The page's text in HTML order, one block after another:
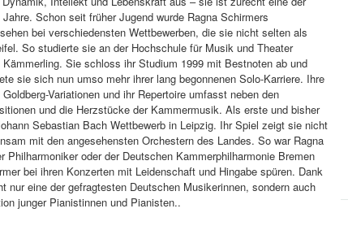
Schon seit früher Jugend wurde Ragna Schirmers
bei verschiedensten Wettbewerben, die sie nicht selten als
So studierte sie an der Hochschule für Musik und Theater
Sie schloss ihr Studium 1999 mit Bestnoten ab und
sie sich nun umso mehr ihrer lang begonnenen Solo-Karriere. Ihre
Variationen und ihr Repertoire umfasst neben den
und die Herzstücke der Kammermusik. Als erste und bisher
Sebastian Bach Wettbewerb in Leipzig. Ihr Spiel zeigt sie nicht
mit den angesehensten Orchestern des Landes. So war Ragna
oder der Deutschen Kammerphilharmonie Bremen
bei ihren Konzerten mit Leidenschaft und Hingabe spüren. Dank
eine der gefragtesten Deutschen Musikerinnen, sondern auch
junger Pianistinnen und Pianisten..